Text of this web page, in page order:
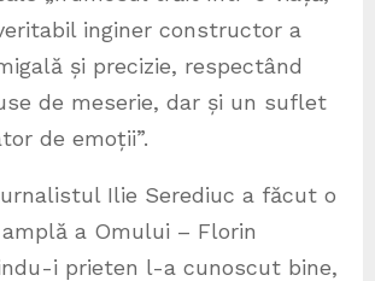
inginer constructor a
și precizie, respectând
de meserie, dar și un suflet
de emoții”.
Ilie Serediuc a făcut o
a Omului – Florin
i prieten l-a cunoscut bine,